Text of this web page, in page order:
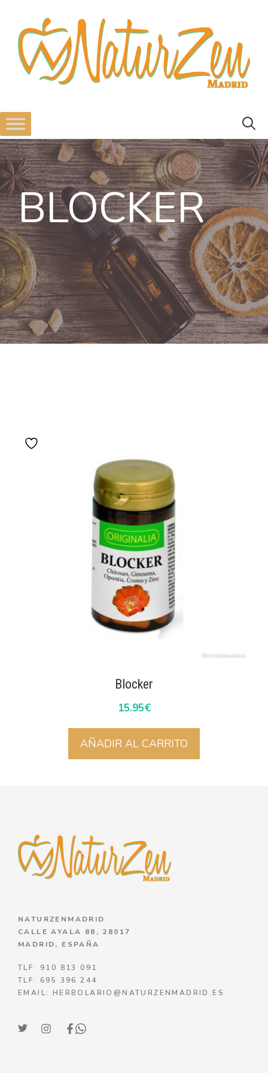
BLOCKER
Blocker
15.95€
AÑADIR AL CARRITO
NATURZENMADRID
CALLE AYALA 88, 28017
MADRID, ESPAÑA
TLF: 910 813 091
TLF: 695 396 244
EMAIL: HERBOLARIO@NATURZENMADRID.ES